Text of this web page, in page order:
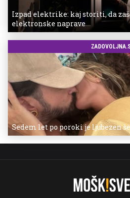
Izpad elektrike: kaj storiti, da
elektronske naprave
Sedem let po poroki je ljubezen